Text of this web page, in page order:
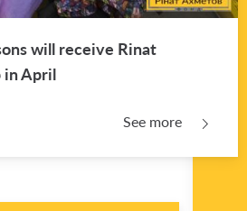
will re­ceive Rinat
in April
See more